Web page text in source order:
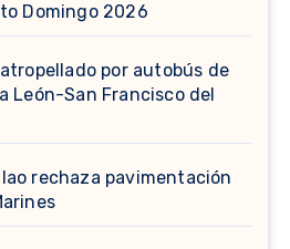
Domingo 2026
por autobús de
León-San Francisco del
rechaza pavimentación